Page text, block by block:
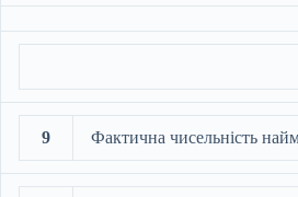
9 Фактична чисельність